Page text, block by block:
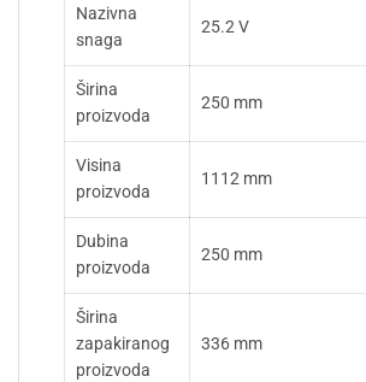
Nazivna
snaga
25.2 V
Širina
proizvoda
250 mm
Visina
proizvoda
1112 mm
Dubina
proizvoda
250 mm
Širina
zapakiranog
proizvoda
336 mm